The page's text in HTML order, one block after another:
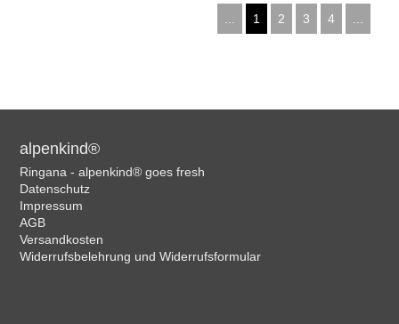
1 2 3 4
alpenkind®
Ringana - alpenkind® goes fresh
Datenschutz
Impressum
AGB
Versandkosten
Widerrufsbelehrung und Widerrufsformular